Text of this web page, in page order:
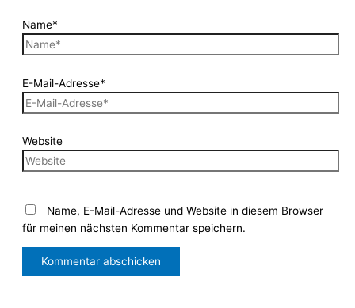
Name*
E-Mail-Adresse*
Website
Name, E-Mail-Adresse und Website in diesem Browser
für meinen nächsten Kommentar speichern.